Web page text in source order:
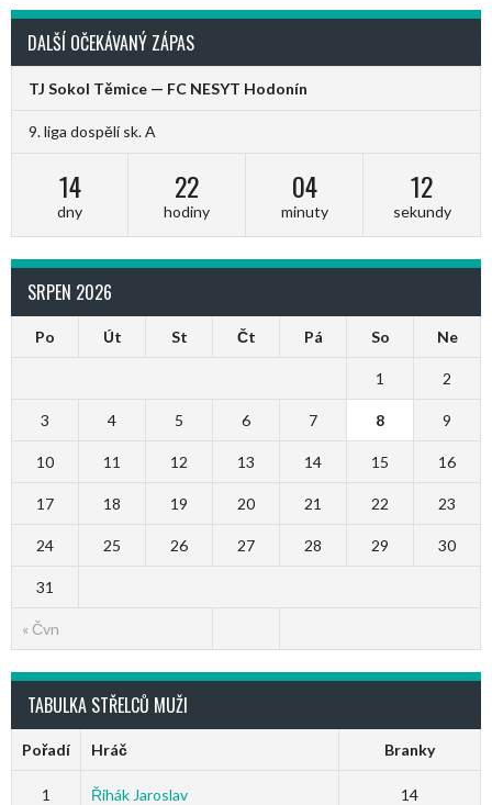
DALŠÍ OČEKÁVANÝ ZÁPAS
TJ Sokol Těmice — FC NESYT Hodonín
9. liga dospělí sk. A
14
dny
22
hodiny
04
minuty
12
sekundy
SRPEN 2026
Po Út St Čt Pá So Ne
« Čvn
1 2
3 4 5 6 7 8 9
10 11 12 13 14 15 16
17 18 19 20 21 22 23
24 25 26 27 28 29 30
31
TABULKA STŘELCŮ MUŽI
Pořadí Hráč Branky
1 Řihák Jaroslav 14